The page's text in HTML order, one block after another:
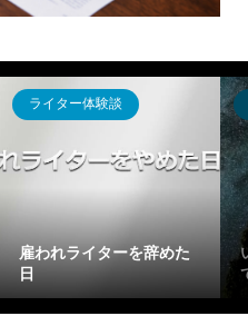
ライター体験談
雇われライターを辞めた
日